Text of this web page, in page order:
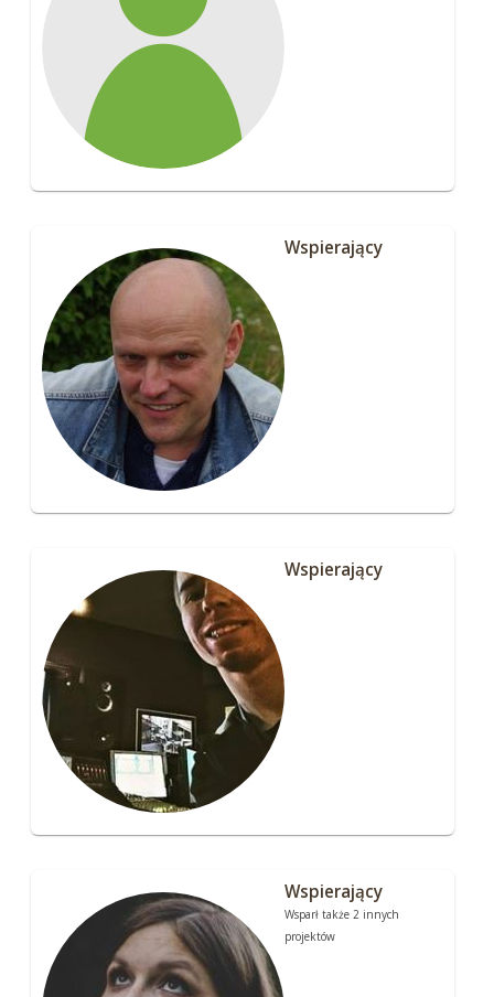
Wspierający
Wspierający
Wspierający
Wsparł także 2 innych
projektów